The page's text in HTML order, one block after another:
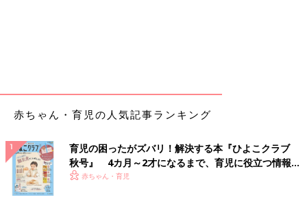
赤ちゃん・育児の人気記事ランキング
育児の困ったがズバリ！解決する本『ひよこクラブ
秋号』 4カ月～2才になるまで、育児に役立つ情報が
いっぱい！
赤ちゃん・育児